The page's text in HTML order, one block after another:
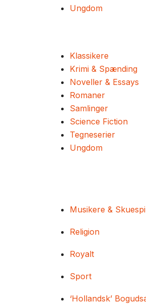
Ungdom
Klassikere
Krimi & Spænding
Noveller & Essays
Romaner
Samlinger
Science Fiction
Tegneserier
Ungdom
Musikere &
Religion
Royalt
Sport
‘Hollandsk’